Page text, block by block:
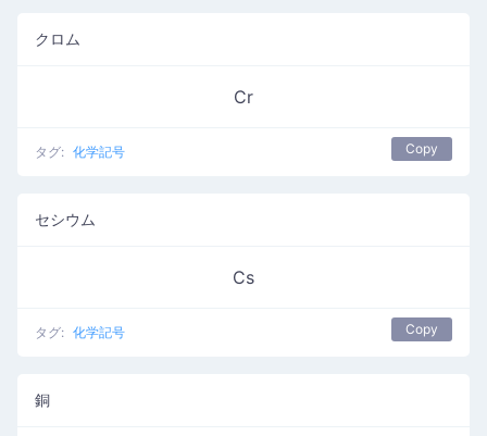
クロム
Cr
タグ: 化学記号 Copy
セシウム
Cs
タグ: 化学記号 Copy
銅